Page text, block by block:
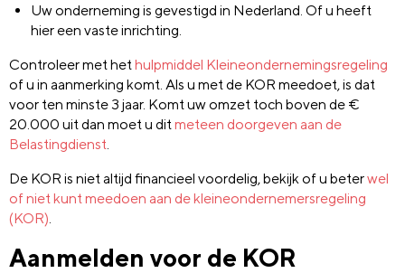
Uw onderneming is gevestigd in Nederland. Of u heeft
hier een vaste inrichting.
Controleer met het hulpmiddel Kleineondernemingsregeling
of u in aanmerking komt. Als u met de KOR meedoet, is dat
voor ten minste 3 jaar. Komt uw omzet toch boven de €
20.000 uit dan moet u dit meteen doorgeven aan de
Belastingdienst
De KOR is niet altijd financieel voordelig, bekijk of u beterwel
of niet kunt meedoen aan de kleineondernemersregeling
(KOR)
Aanmelden voor de KOR